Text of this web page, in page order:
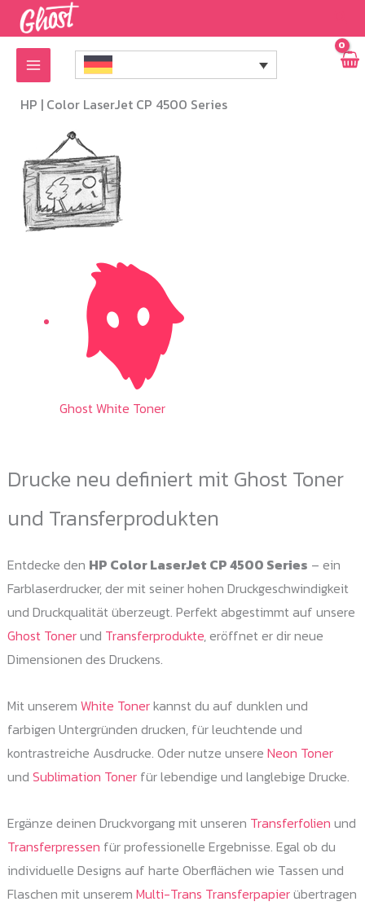
Zum
Inhalt
springen
HP | Color LaserJet CP 4500 Series
Ghost White Toner
Drucke neu definiert mit Ghost Toner
und Transferprodukten
Entdecke den HP Color LaserJet CP 4500 Series – ein
Farblaserdrucker, der mit seiner hohen Druckgeschwindigkeit
und Druckqualität überzeugt. Perfekt abgestimmt auf unsere
Ghost Tonerund Transferprodukte, eröffnet er dir neue
Dimensionen des Druckens.
Mit unserem White Tonerkannst du auf dunklen und
farbigen Untergründen drucken, für leuchtende und
kontrastreiche Ausdrucke. Oder nutze unsere Neon Toner
und Sublimation Tonerfür lebendige und langlebige Drucke.
Ergänze deinen Druckvorgang mit unseren Transferfolien und
Transferpressen für professionelle Ergebnisse. Egal ob du
individuelle Designs auf harte Oberflächen wie Tassen und
Flaschen mit unserem Multi-Trans Transferpapierübertragen